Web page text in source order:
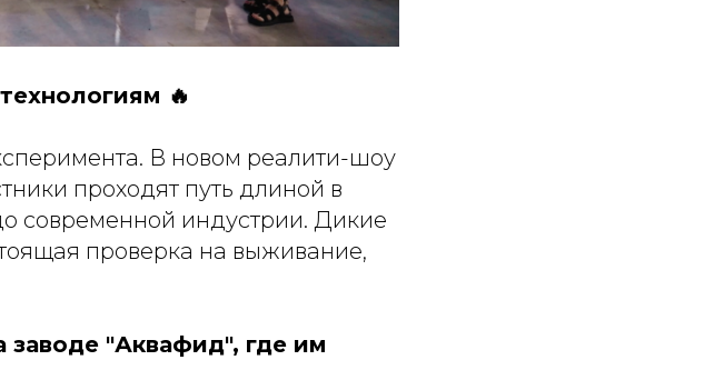
🔥
В новом реалити-шоу
проходят путь длиной в
современной индустрии. Дикие
проверка на выживание,
заводе "Аквафид", где им